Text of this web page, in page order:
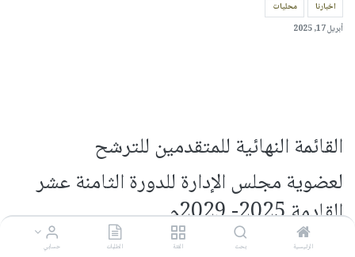
الرئيسية بحث الفئة الطلبات حسابي
اخبارنا
محليات
أبريل 17, 2025
القائمة النهائية للمتقدمين للترشح
لعضوية مجلس الإدارة للدورة الثامنة عشر
القادمة 2025- 2029م